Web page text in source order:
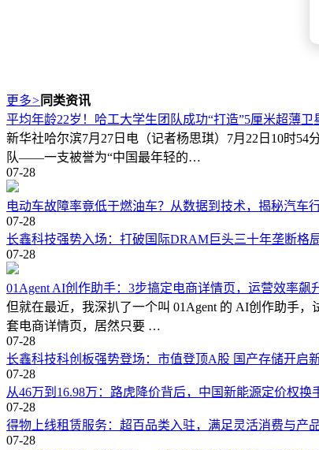
更多> 同类资讯
平均年龄22岁！哈工大学生团队成功“打造”5厘米超薄卫
新华社哈尔滨7月27日电（记者杨思琪）7月22日10时
队——一支被誉为“中国最年轻的…
07-28
电动车故障率竟低于燃油车？从数据到技术，揭秘汽车
07-28
长鑫科技强势入场：打破国际DRAM巨头三十年垄断格
07-28
01Agent AI创作助手：3步搞定电商详情页，运营效率飙
但就在最近，我深扒了一个叫 01Agent 的 AI创作助手
套电商详情页，居然只要 …
07-28
长鑫科技科创板强势登场：市值登顶A股 国产存储开启
07-28
从46万到16.98万：路虎降价背后，中国新能源定价权换
07-28
得物上线租赁服务：超百品类入驻，满足灵活消费与产
07-28